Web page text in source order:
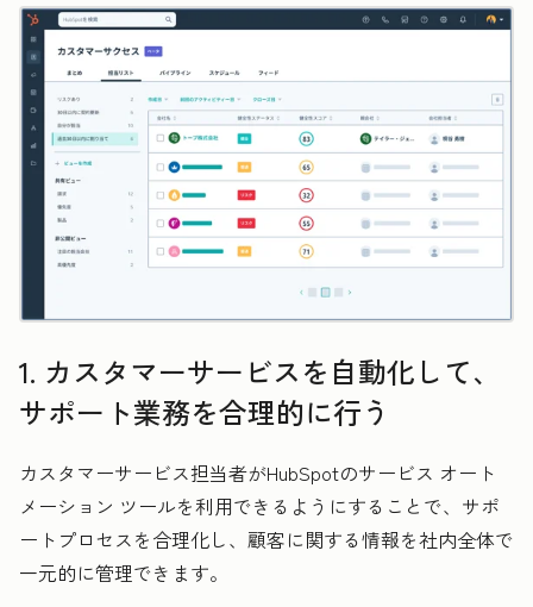
1. カスタマーサービスを自動化して、
サポート業務を合理的に行う
カスタマーサービス担当者がHubSpotのサービス オート
メーション ツールを利用できるようにすることで、サポ
ートプロセスを合理化し、顧客に関する情報を社内全体で
一元的に管理できます。